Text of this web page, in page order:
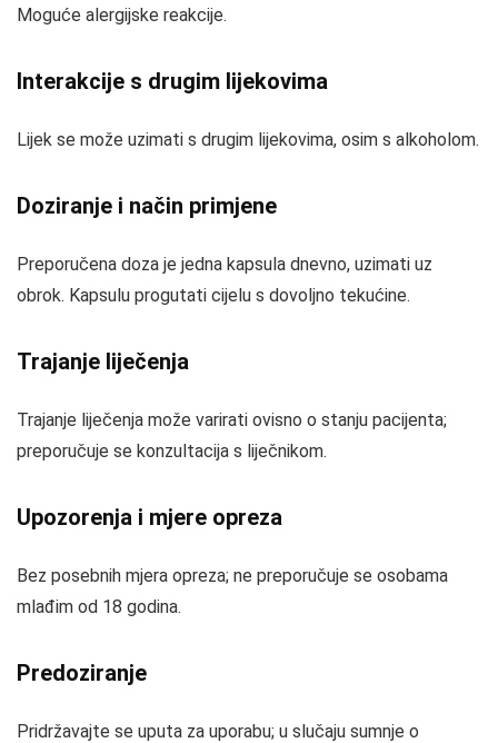
Moguće alergijske reakcije.
Interakcije s drugim lijekovima
Lijek se može uzimati s drugim lijekovima, osim s alkoholom.
Doziranje i način primjene
Preporučena doza je jedna kapsula dnevno, uzimati uz
obrok. Kapsulu progutati cijelu s dovoljno tekućine.
Trajanje liječenja
Trajanje liječenja može varirati ovisno o stanju pacijenta;
preporučuje se konzultacija s liječnikom.
Upozorenja i mjere opreza
Bez posebnih mjera opreza; ne preporučuje se osobama
mlađim od 18 godina.
Predoziranje
Pridržavajte se uputa za uporabu; u slučaju sumnje o